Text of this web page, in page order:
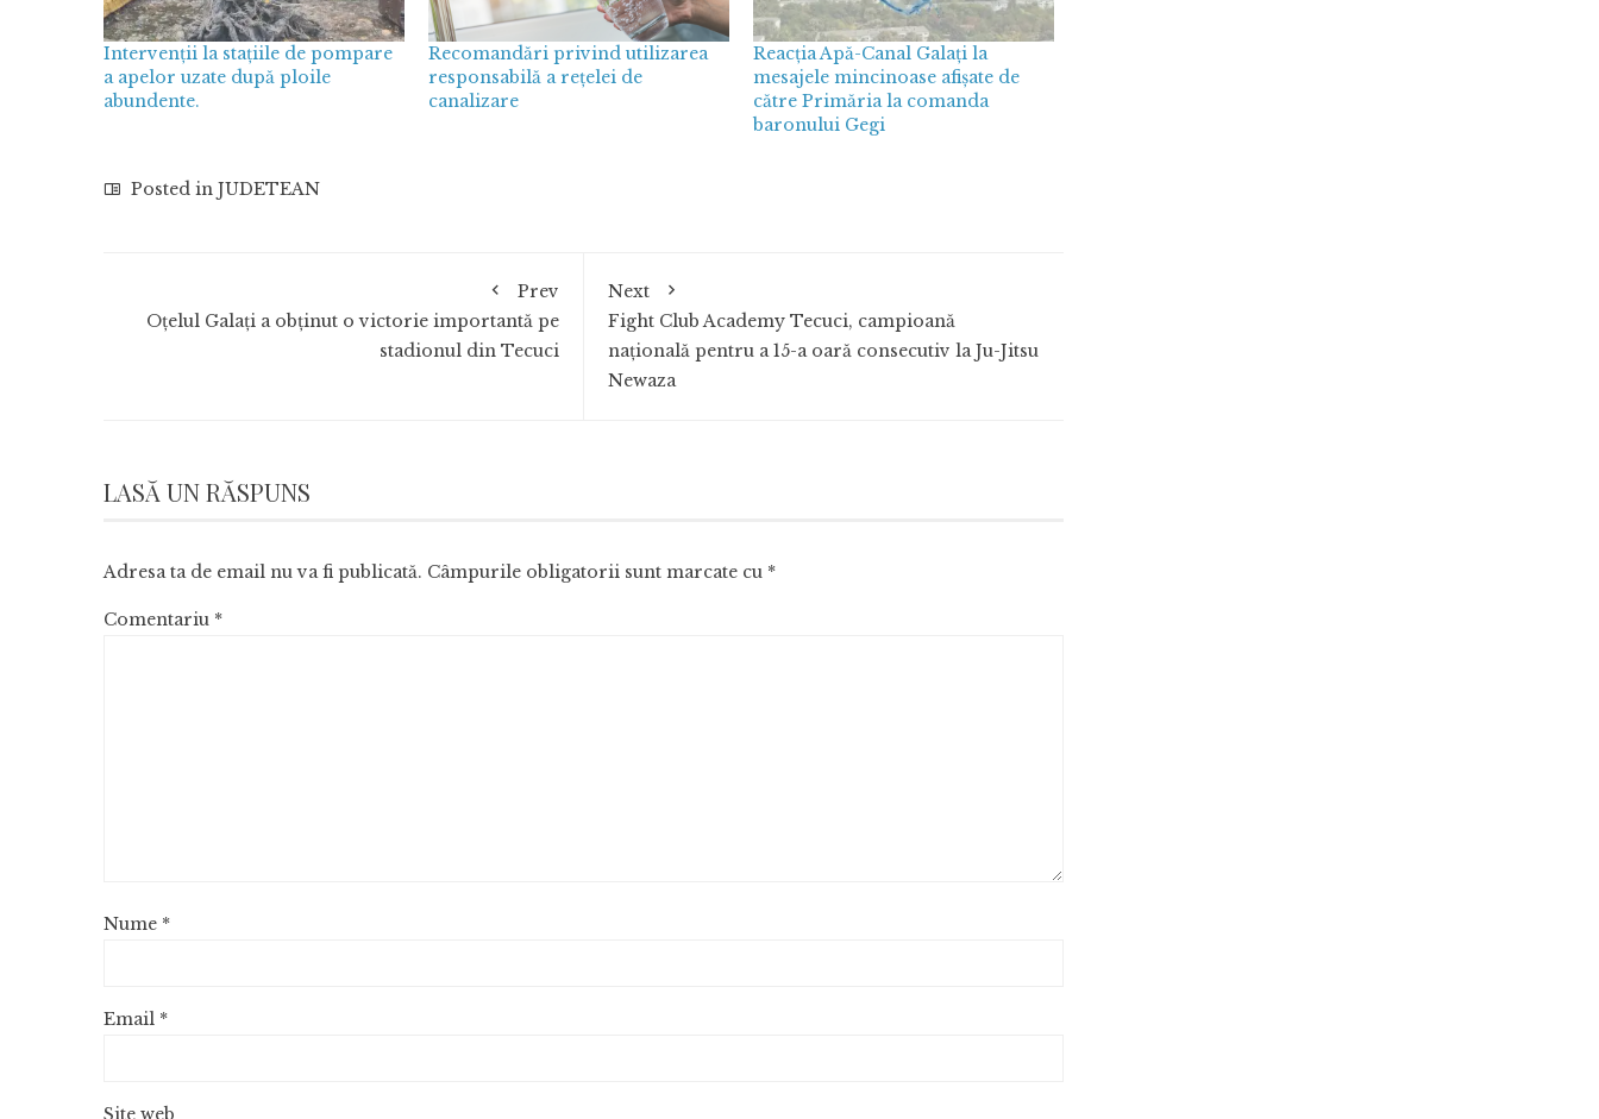
Intervenții la stațiile de pompare
a apelor uzate după ploile
abundente.
Recomandări privind utilizarea
responsabilă a rețelei de
canalizare
Reacția Apă-Canal Galați la
mesajele mincinoase afișate de
către Primăria la comanda
baronului Gegi
Posted in JUDETEAN
Prev
Oțelul Galați a obținut o victorie importantă pe
stadionul din Tecuci
Next
Fight Club Academy Tecuci, campioană
națională pentru a 15-a oară consecutiv la Ju-Jitsu
Newaza
LASĂ UN RĂSPUNS
Adresa ta de email nu va fi publicată. Câmpurile obligatorii sunt marcate cu *
Comentariu *
Nume *
Email *
Site web